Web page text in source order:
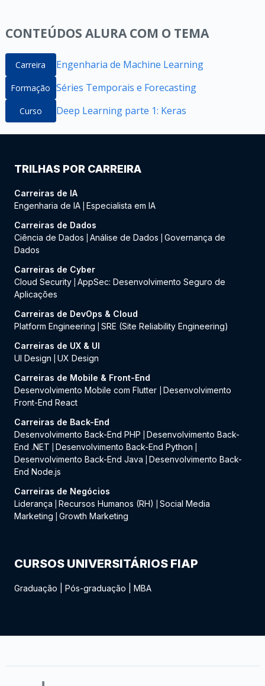
CONTEÚDOS ALURA COM O TEMA
Carreira Engenharia de Machine Learning
Formação Séries Temporais e Forecasting
Curso Deep Learning parte 1: Keras
TRILHAS POR CARREIRA
Carreiras de IA
Engenharia de IA Especialista em IA
Carreiras de Dados
Ciência de Dados
Análise de Dados
Governança de
Dados
Carreiras de Cyber
Cloud Security AppSec: Desenvolvimento Seguro de
Aplicações
Carreiras de DevOps & Cloud
Platform Engineering
SRE (Site Reliability Engineering)
Carreiras de UX & UI
UI Design
UX Design
Carreiras de Mobile & Front-End
Desenvolvimento Mobile com Flutter
Desenvolvimento
Front-End React
Carreiras de Back-End
Desenvolvimento Back-End PHP
Desenvolvimento Back-
End .NET
Desenvolvimento Back-End Python
Desenvolvimento Back-End Java
Desenvolvimento Back-
End Node.js
Carreiras de Negócios
Liderança
Recursos Humanos (RH)
Social Media
Marketing
Growth Marketing
CURSOS UNIVERSITÁRIOS FIAP
Graduação Pós-graduação MBA